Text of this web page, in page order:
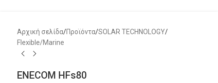
Αρχική σελίδα/Προϊόντα/SOLAR TECHNOLOGY/
Flexible/Marine
ENECOM HFs80